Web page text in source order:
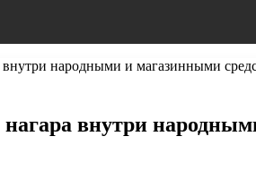
народными и магазинными
внутри